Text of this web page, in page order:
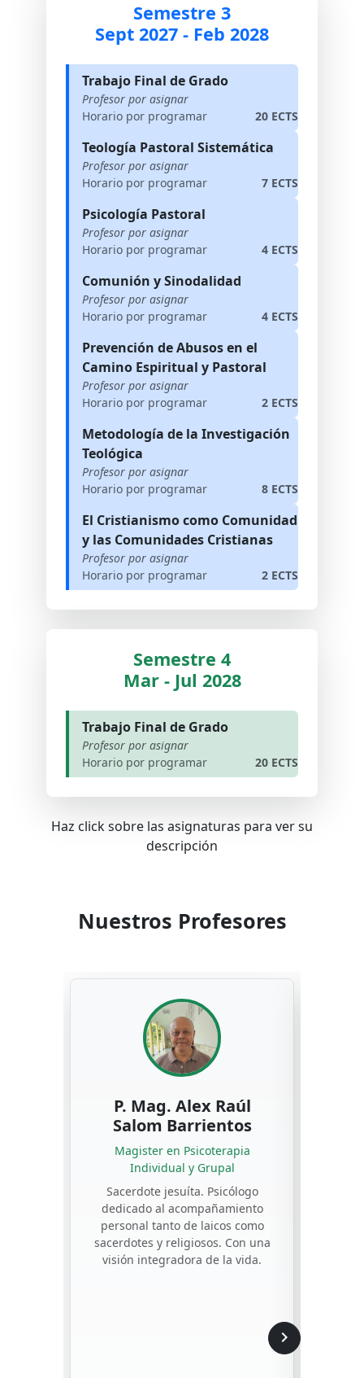
Semestre 3
Sept 2027 - Feb 2028
Trabajo Final de Grado
Profesor por asignar
Horario por programar
20 ECTS
Teología Pastoral Sistemática
Profesor por asignar
Horario por programar
7 ECTS
Psicología Pastoral
Profesor por asignar
Horario por programar
4 ECTS
Comunión y Sinodalidad
Profesor por asignar
Horario por programar
4 ECTS
Prevención de Abusos en el
Camino Espiritual y Pastoral
Profesor por asignar
Horario por programar
2 ECTS
Metodología de la Investigación
Teológica
Profesor por asignar
Horario por programar
8 ECTS
El Cristianismo como Comunidad
y las Comunidades Cristianas
Profesor por asignar
Horario por programar
2 ECTS
Semestre 4
Mar - Jul 2028
Trabajo Final de Grado
Profesor por asignar
Horario por programar
20 ECTS
Haz click sobre las asignaturas para ver su
descripción
Nuestros Profesores
P. Mag. Alex Raúl
Salom Barrientos
Magister en Psicoterapia
Individual y Grupal
Sacerdote jesuíta. Psicólogo
dedicado al acompañamiento
personal tanto de laicos como
sacerdotes y religiosos. Con una
visión integradora de la vida.
chevron_right